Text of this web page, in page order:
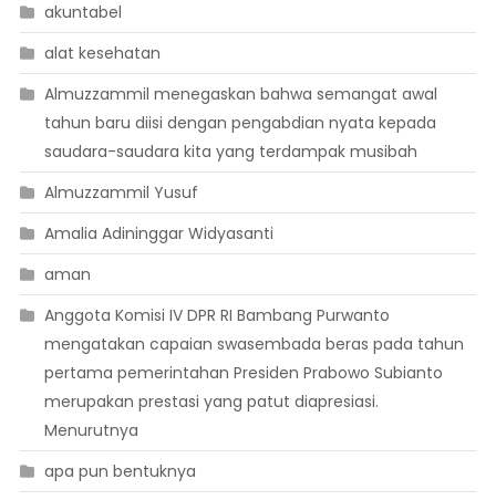
akuntabel
alat kesehatan
Almuzzammil menegaskan bahwa semangat awal
tahun baru diisi dengan pengabdian nyata kepada
saudara-saudara kita yang terdampak musibah
Almuzzammil Yusuf
Amalia Adininggar Widyasanti
aman
Anggota Komisi IV DPR RI Bambang Purwanto
mengatakan capaian swasembada beras pada tahun
pertama pemerintahan Presiden Prabowo Subianto
merupakan prestasi yang patut diapresiasi.
Menurutnya
apa pun bentuknya